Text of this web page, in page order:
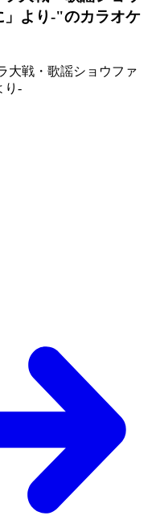
」より-"のカラオケ
大戦・歌謡ショウファ
り-